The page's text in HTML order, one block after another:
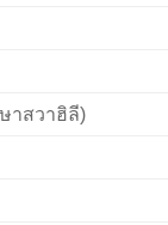
าสวาฮิลี)